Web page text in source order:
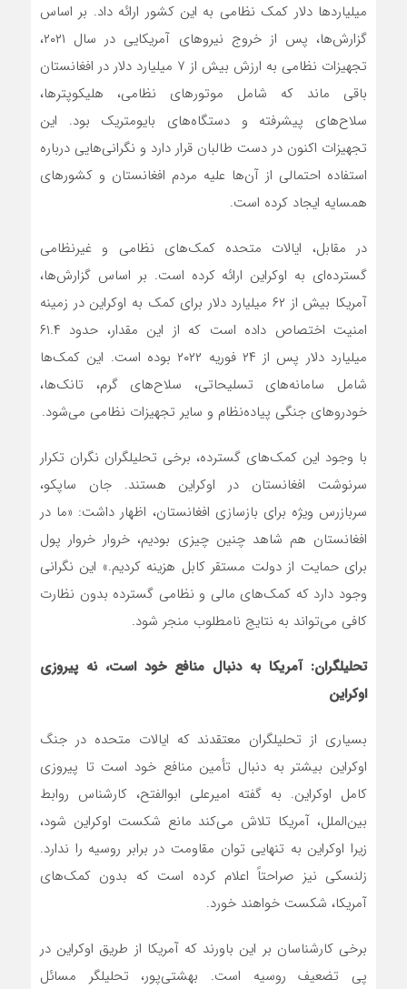
میلیاردها دلار کمک نظامی به این کشور ارائه داد. بر اساس
گزارش‌ها، پس از خروج نیروهای آمریکایی در سال ۲۰۲۱،
تجهیزات نظامی به ارزش بیش از ۷ میلیارد دلار در افغانستان
باقی ماند که شامل موتورهای نظامی، هلیکوپترها،
سلاح‌های پیشرفته و دستگاه‌های بایومتریک بود. این
تجهیزات اکنون در دست طالبان قرار دارد و نگرانی‌هایی درباره
استفاده احتمالی از آن‌ها علیه مردم افغانستان و کشورهای
همسایه ایجاد کرده است.
در مقابل، ایالات متحده کمک‌های نظامی و غیرنظامی
گسترده‌ای به اوکراین ارائه کرده است. بر اساس گزارش‌ها،
آمریکا بیش از ۶۲ میلیارد دلار برای کمک به اوکراین در زمینه
امنیت اختصاص داده است که از این مقدار، حدود ۶۱.۴
میلیارد دلار پس از ۲۴ فوریه ۲۰۲۲ بوده است. این کمک‌ها
شامل سامانه‌های تسلیحاتی، سلاح‌های گرم، تانک‌ها،
خودروهای جنگی پیاده‌نظام و سایر تجهیزات نظامی می‌شود.
با وجود این کمک‌های گسترده، برخی تحلیلگران نگران تکرار
سرنوشت افغانستان در اوکراین هستند. جان ساپکو،
سربازرس ویژه برای بازسازی افغانستان، اظهار داشت: «ما در
افغانستان هم شاهد چنین چیزی بودیم، خروار خروار پول
برای حمایت از دولت مستقر کابل هزینه کردیم.» این نگرانی
وجود دارد که کمک‌های مالی و نظامی گسترده بدون نظارت
کافی می‌تواند به نتایج نامطلوب منجر شود.
تحلیلگران: آمریکا به دنبال منافع خود است، نه پیروزی
اوکراین
بسیاری از تحلیلگران معتقدند که ایالات متحده در جنگ
اوکراین بیشتر به دنبال تأمین منافع خود است تا پیروزی
کامل اوکراین. به گفته امیرعلی ابوالفتح، کارشناس روابط
بین‌الملل، آمریکا تلاش می‌کند مانع شکست اوکراین شود،
زیرا اوکراین به تنهایی توان مقاومت در برابر روسیه را ندارد.
زلنسکی نیز صراحتاً اعلام کرده است که بدون کمک‌های
آمریکا، شکست خواهند خورد.
برخی کارشناسان بر این باورند که آمریکا از طریق اوکراین در
پی تضعیف روسیه است. بهشتی‌پور، تحلیلگر مسائل